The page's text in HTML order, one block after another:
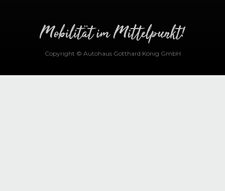
Copyright © Autohaus Gotthard König GmbH